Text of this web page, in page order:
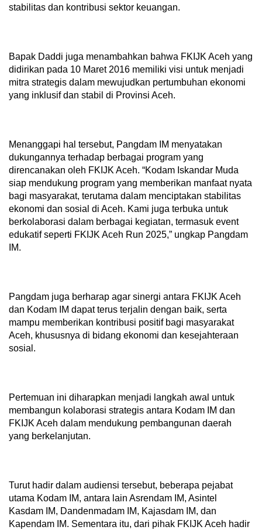
stabilitas dan kontribusi sektor keuangan.
Bapak Daddi juga menambahkan bahwa FKIJK Aceh yang
didirikan pada 10 Maret 2016 memiliki visi untuk menjadi
mitra strategis dalam mewujudkan pertumbuhan ekonomi
yang inklusif dan stabil di Provinsi Aceh.
Menanggapi hal tersebut, Pangdam IM menyatakan
dukungannya terhadap berbagai program yang
direncanakan oleh FKIJK Aceh. “Kodam Iskandar Muda
siap mendukung program yang memberikan manfaat nyata
bagi masyarakat, terutama dalam menciptakan stabilitas
ekonomi dan sosial di Aceh. Kami juga terbuka untuk
berkolaborasi dalam berbagai kegiatan, termasuk event
edukatif seperti FKIJK Aceh Run 2025,” ungkap Pangdam
IM.
Pangdam juga berharap agar sinergi antara FKIJK Aceh
dan Kodam IM dapat terus terjalin dengan baik, serta
mampu memberikan kontribusi positif bagi masyarakat
Aceh, khususnya di bidang ekonomi dan kesejahteraan
sosial.
Pertemuan ini diharapkan menjadi langkah awal untuk
membangun kolaborasi strategis antara Kodam IM dan
FKIJK Aceh dalam mendukung pembangunan daerah
yang berkelanjutan.
Turut hadir dalam audiensi tersebut, beberapa pejabat
utama Kodam IM, antara lain Asrendam IM, Asintel
Kasdam IM, Dandenmadam IM, Kajasdam IM, dan
Kapendam IM. Sementara itu, dari pihak FKIJK Aceh hadir